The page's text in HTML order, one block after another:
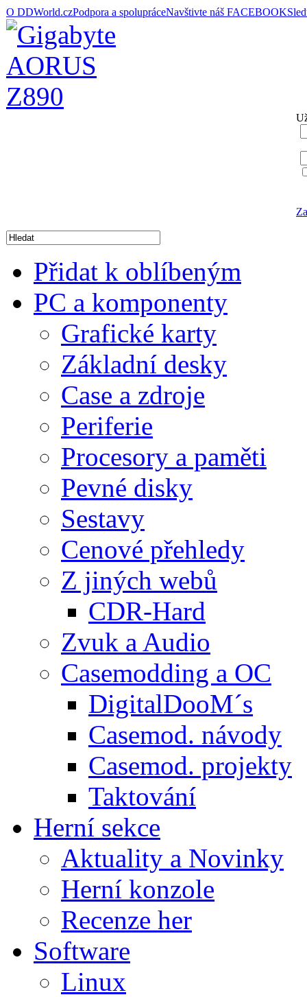
O DDWorld.czPodpora a spolupráceNavštivte náš FACEBOOK
Přidat k oblíbeným
PC a komponenty
Grafické karty
Základní desky
Case a zdroje
Periferie
Procesory a paměti
Pevné disky
Sestavy
Cenové přehledy
Z jiných webů
CDR-Hard
Zvuk a Audio
Casemodding a OC
DigitalDooM´s
Casemod. návody
Casemod. projekty
Taktování
Herní sekce
Aktuality a Novinky
Herní konzole
Recenze her
Software
Linux